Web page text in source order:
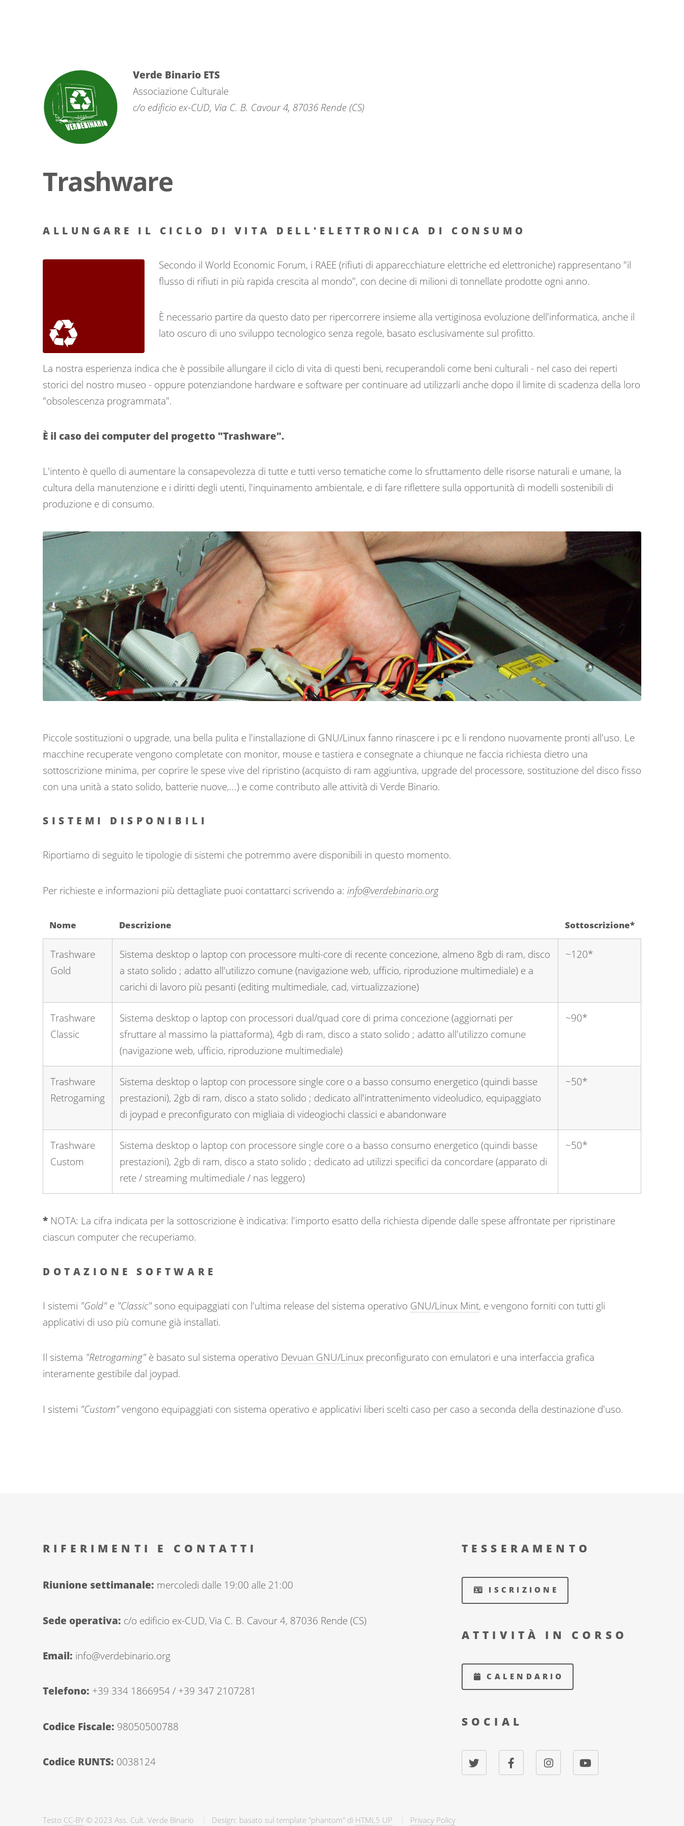
Verde Binario ETS
Associazione Culturale
c/o edificio ex-CUD, Via C. B. Cavour 4, 87036 Rende (CS)
Trashware
ALLUNGARE IL CICLO DI VITA DELL'ELETTRONICA DI CONSUMO
Secondo il World Economic Forum, i RAEE (rifiuti di apparecchiature elettriche ed elettroniche) rappresentano "il
flusso di rifiuti in più rapida crescita al mondo", con decine di milioni di tonnellate prodotte ogni anno.
È necessario partire da questo dato per ripercorrere insieme alla vertiginosa evoluzione dell'informatica, anche il
lato oscuro di uno sviluppo tecnologico senza regole, basato esclusivamente sul profitto.
La nostra esperienza indica che è possibile allungare il ciclo di vita di questi beni, recuperandoli come beni culturali - nel caso dei reperti
storici del nostro museo - oppure potenziandone hardware e software per continuare ad utilizzarli anche dopo il limite di scadenza della loro
"obsolescenza programmata".
È il caso dei computer del progetto "Trashware".
L'intento è quello di aumentare la consapevolezza di tutte e tutti verso tematiche come lo sfruttamento delle risorse naturali e umane, la
cultura della manutenzione e i diritti degli utenti, l'inquinamento ambientale, e di fare riflettere sulla opportunità di modelli sostenibili di
produzione e di consumo.
Piccole sostituzioni o upgrade, una bella pulita e l'installazione di GNU/Linux fanno rinascere i pc e li rendono nuovamente pronti all'uso. Le
macchine recuperate vengono completate con monitor, mouse e tastiera e consegnate a chiunque ne faccia richiesta dietro una
sottoscrizione minima, per coprire le spese vive del ripristino (acquisto di ram aggiuntiva, upgrade del processore, sostituzione del disco fisso
con una unità a stato solido, batterie nuove,...) e come contributo alle attività di Verde Binario.
SISTEMI DISPONIBILI
Riportiamo di seguito le tipologie di sistemi che potremmo avere disponibili in questo momento.
Per richieste e informazioni più dettagliate puoi contattarci scrivendo a: info@verdebinario.org
Nome Descrizione Sottoscrizione*
Trashware
Gold
Sistema desktop o laptop con processore multi-core di recente concezione, almeno 8gb di ram, disco
a stato solido ; adatto all'utilizzo comune (navigazione web, ufficio, riproduzione multimediale) e a
carichi di lavoro più pesanti (editing multimediale, cad, virtualizzazione)
~120*
Trashware
Classic
Sistema desktop o laptop con processori dual/quad core di prima concezione (aggiornati per
sfruttare al massimo la piattaforma), 4gb di ram, disco a stato solido ; adatto all'utilizzo comune
(navigazione web, ufficio, riproduzione multimediale)
~90*
Trashware
Retrogaming
Sistema desktop o laptop con processore single core o a basso consumo energetico (quindi basse
prestazioni), 2gb di ram, disco a stato solido ; dedicato all'intrattenimento videoludico, equipaggiato
di joypad e preconfigurato con migliaia di videogiochi classici e abandonware
~50*
Trashware
Custom
Sistema desktop o laptop con processore single core o a basso consumo energetico (quindi basse
prestazioni), 2gb di ram, disco a stato solido ; dedicato ad utilizzi specifici da concordare (apparato di
rete / streaming multimediale / nas leggero)
~50*
*NOTA: La cifra indicata per la sottoscrizione è indicativa: l'importo esatto della richiesta dipende dalle spese affrontate per ripristinare
ciascun computer che recuperiamo.
DOTAZIONE SOFTWARE
I sistemi "Gold"e "Classic"sono equipaggiati con l'ultima release del sistema operativo GNU/Linux Mint, e vengono forniti con tutti gli
applicativi di uso più comune già installati.
Il sistema "Retrogaming"è basato sul sistema operativo Devuan GNU/Linuxpreconfigurato con emulatori e una interfaccia grafica
interamente gestibile dal joypad.
I sistemi "Custom"vengono equipaggiati con sistema operativo e applicativi liberi scelti caso per caso a seconda della destinazione d'uso.
RIFERIMENTI E CONTATTI
Riunione settimanale: mercoledi dalle 19:00 alle 21:00
Sede operativa: c/o edificio ex-CUD, Via C. B. Cavour 4, 87036 Rende (CS)
Email: info@verdebinario.org
Telefono: +39 334 1866954 / +39 347 2107281
Codice Fiscale: 98050500788
Codice RUNTS: 0038124
TESSERAMENTO
ISCRIZIONE
ATTIVITÀ IN CORSO
CALENDARIO
SOCIAL
Testo CC-BY© 2023 Ass. Cult. Verde Binario Design: basato sul template "phantom" di HTML5 UP Privacy Policy